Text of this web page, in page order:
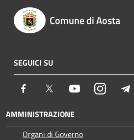
Comune di Aosta
SEGUICI SU
Facebook Twitter YoutubeInstagram
AMMINISTRAZIONE
Organi di Governo